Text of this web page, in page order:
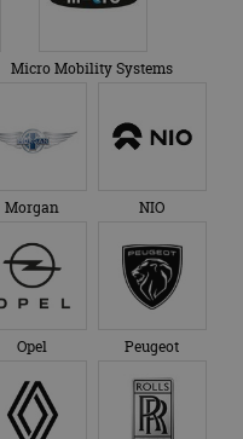
Micro Mobility Systems
Morgan NIO
Opel Peugeot